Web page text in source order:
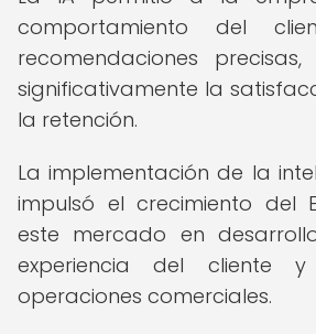
comportamiento del
recomendaciones
significativamente la
la retención.
La implementación de la
impulsó el crecimiento del
este mercado en
experiencia del cliente
operaciones comerciales.